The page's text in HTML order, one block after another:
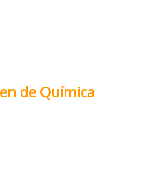
de Química
PARA LA PCE